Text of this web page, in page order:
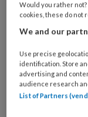
komt nu een
en
werk. We
kloof. En
moet anders.
Would you rather
cookies, these do not
We and our
Use precise
identification. Store
advertising and
audience research
List of Partners